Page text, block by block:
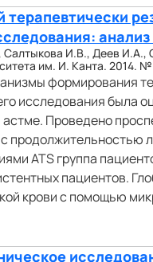
анализ
И.В., Деев И.А.,
им. И. Канта. 2014. №
формирования
исследования была
Проведено
продолжительностью
ATS группа
пациентов.
крови с помощью